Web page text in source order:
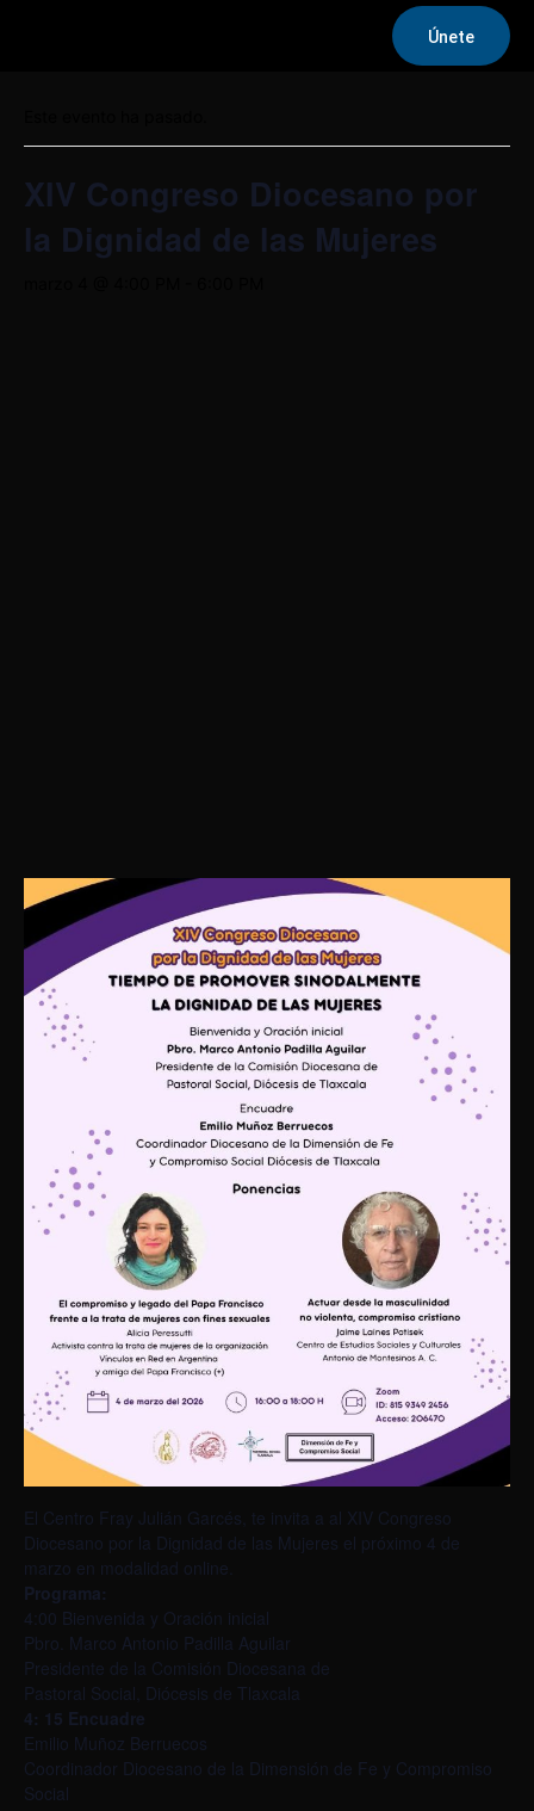
Únete
XIV Congreso Diocesano por
la Dignidad de las Mujeres
El Centro Fray Julián Garcés, te invita a al XIV Congreso
Diocesano por la Dignidad de las Mujeres el próximo 4 de
marzo en modalidad online.
Programa:
4:00 Bienvenida y Oración inicial
Pbro. Marco Antonio Padilla Aguilar
Presidente de la Comisión Diocesana de
Pastoral Social, Diócesis de Tlaxcala
4: 15 Encuadre
Emilio Muñoz Berruecos
Coordinador Diocesano de la Dimensión de Fe y Compromiso
Social